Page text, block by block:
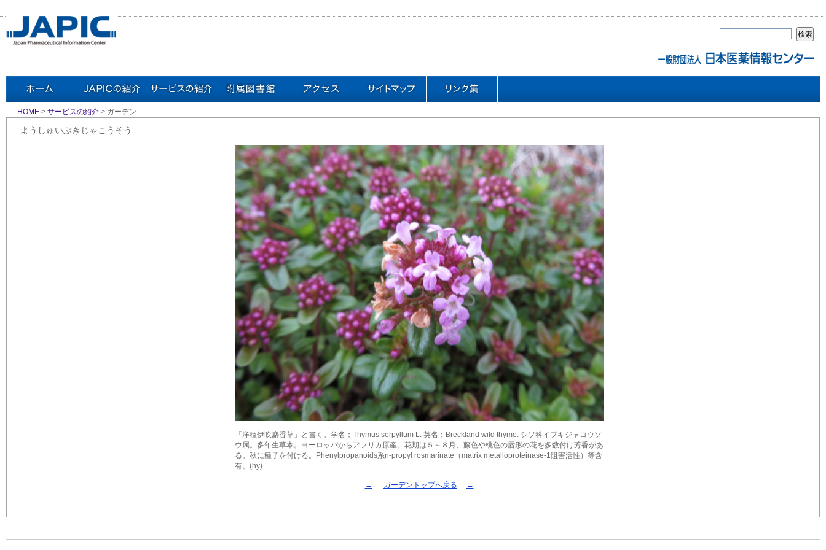
HOME > サービスの紹介 > ガーデン
ようしゅいぶきじゃこうそう
「洋種伊吹麝香草」と書く。学名；Thymus serpyllum L. 英名；Breckland wild thyme. シソ科イブキジャコウソ
ウ属。多年生草本。ヨーロッパからアフリカ原産。花期は５～８月、藤色や桃色の唇形の花を多数付け芳香があ
る。秋に種子を付ける。Phenylpropanoids系n-propyl rosmarinate（matrix metalloproteinase-1阻害活性）等含
有。(hy)
← ガーデントップへ戻る →